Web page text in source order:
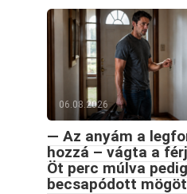
06.08.2026
— Az anyám a
hozzá – vágta a
Öt perc múlva
becsapódott